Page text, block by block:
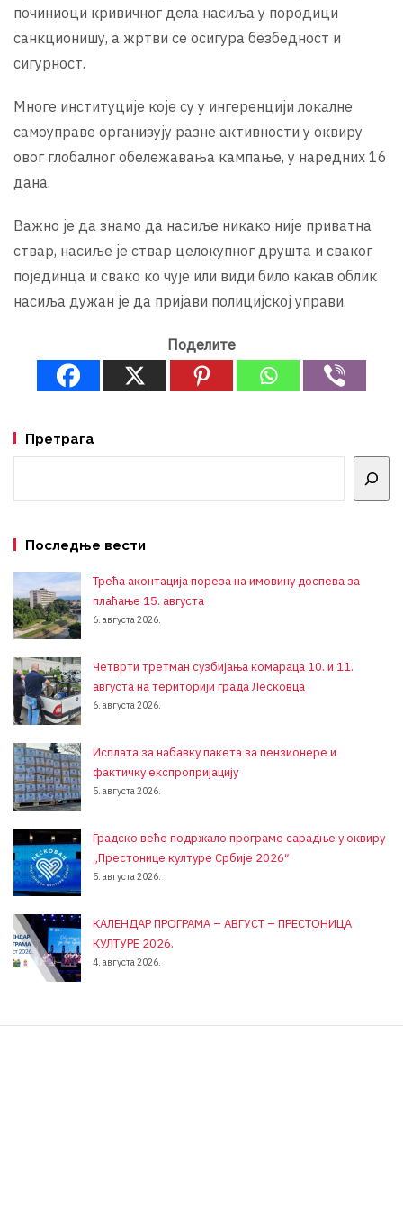
починиоци кривичног дела насиља у породици
санкционишу, а жртви се осигура безбедност и
сигурност.
Многе институције које су у ингеренцији локалне
самоуправе организују разне активности у оквиру
овог глобалног обележавања кампање, у наредних 16
дана.
Важно је да знамо да насиље никако није приватна
ствар, насиље је ствар целокупног друшта и сваког
појединца и свако ко чује или види било какав облик
насиља дужан је да пријави полицијској управи.
Поделите
Претрага
Последње вести
Трећа аконтација пореза на имовину доспева за
плаћање 15. августа
6. августа 2026.
Четврти третман сузбијања комараца 10. и 11.
августа на територији града Лесковца
6. августа 2026.
Исплата за набавку пакета за пензионере и
фактичку експропријацију
5. августа 2026.
Градско веће подржало програме сарадње у оквиру
„Престонице културе Србије 2026″
5. августа 2026.
КАЛЕНДАР ПРОГРАМА – АВГУСТ – ПРЕСТОНИЦА
КУЛТУРЕ 2026.
4. августа 2026.